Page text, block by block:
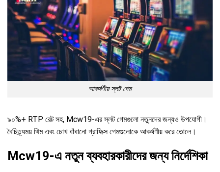
আকর্ষণীয় স্লট গেম
৯০%+ RTP রেট সহ, Mcw19-এর স্লট গেমগুলো নতুনদের জন্যও উপযোগী।
বৈচিত্র্যময় থিম এবং চোখ ধাঁধানো গ্রাফিক্স গেমগুলোকে আকর্ষণীয় করে তোলে।
Mcw19-এ নতুন ব্যবহারকারীদের জন্য নির্দেশিকা